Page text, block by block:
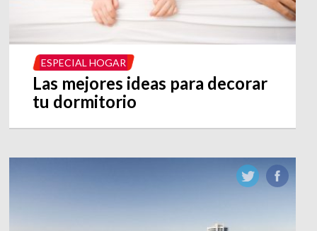
ESPECIAL HOGAR
Las mejores ideas para decorar
tu dormitorio